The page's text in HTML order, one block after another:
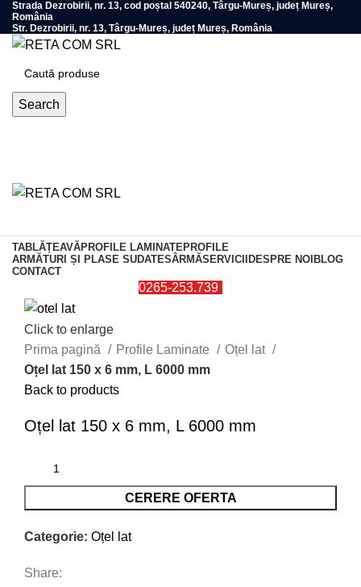
Strada Dezrobirii, nr. 13, cod poștal 540240, Târgu-Mureș, județ Mureș,
România
Str. Dezrobirii, nr. 13, Târgu-Mureș, județ Mureș, România
Search
TABLĂȚEAVĂPROFILE LAMINATEPROFILE
ARMĂTURI ȘI PLASE SUDATESÂRMĂSERVICIIDESPRE NOIBLOG
CONTACT
0265-253.739
Click to enlarge
Prima pagină
Profile Laminate
Oțel lat
Oțel lat 150 x 6 mm, L 6000 mm
Back to products
Oțel lat 150 x 6 mm, L 6000 mm
CERERE OFERTA
Categorie: Oțel lat
Share: